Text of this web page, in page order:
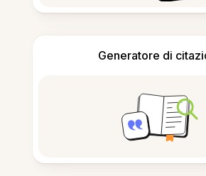
Generatore di